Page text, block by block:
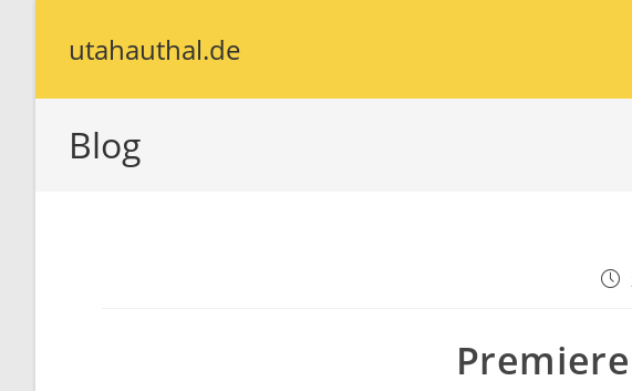
utahauthal.de
Blog